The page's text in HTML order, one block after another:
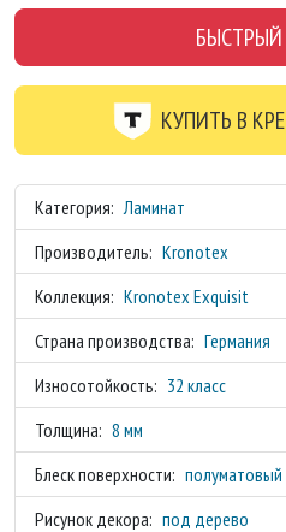
БЫСТРЫЙ
КУПИТЬ В
Категория: Ламинат
Производитель: Kronotex
Коллекция: Kronotex Exquisit
Страна производства: Германия
Износотойкость: 32 класс
Толщина: 8 мм
Блеск поверхности: полуматовый
Рисунок декора: под дерево